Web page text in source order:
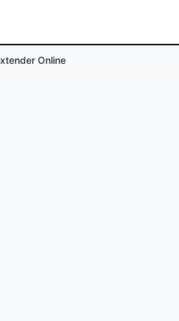
Online